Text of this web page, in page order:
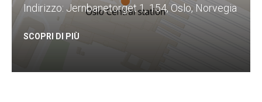
Indirizzo: Jernbanetorget 1, 154, Oslo, Norvegia
SCOPRI DI PIÙ